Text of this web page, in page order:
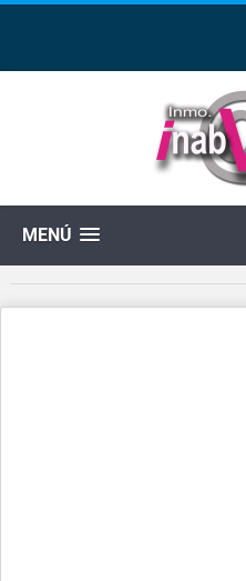
MENÚ